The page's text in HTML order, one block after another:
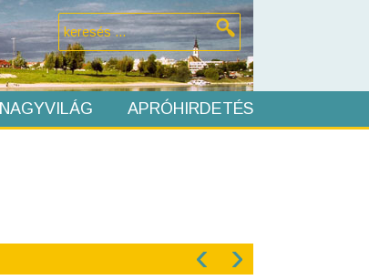
NAGYVILÁG APRÓHIRDETÉS
‹ ›